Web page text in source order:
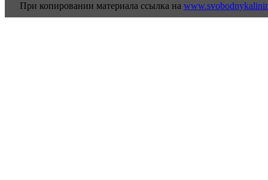
При копировании материала ссылка на